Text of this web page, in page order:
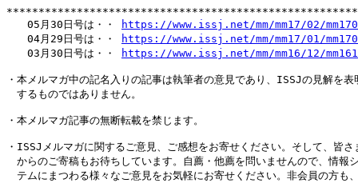
05月30日号は・・
https://www.issj.net/mm/mm17/02/
04月29日号は・・
https://www.issj.net/mm/mm17/01/
03月30日号は・・
https://www.issj.net/mm/mm16/12/
・本メルマガ中の記名入りの記事は執筆者の意見であり、ISSJの見解を表
するものではありません。
・本メルマガ記事の無断転載を禁じます。
・ISSJメルマガに関するご意見、ご感想をお寄せください。そして、皆さ
からのご寄稿もお待ちしています。自薦・他薦を問いませんので、情報
テムにまつわる様々なご意見をお気軽にお寄せください。非会員の方も